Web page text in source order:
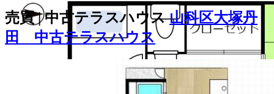
売買 | 中古テラスハウス山科区大塚丹
田 中古テラスハウス